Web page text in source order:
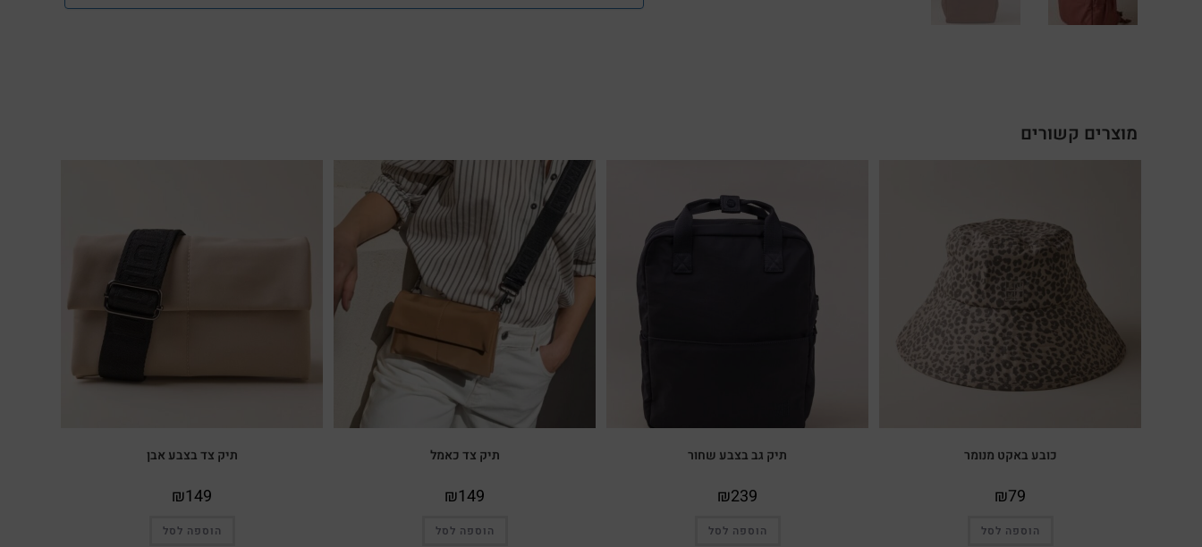
מוצרים קשורים
כובע באקט מנומר
₪79
הוספה לסל
תיק גב בצבע שחור
₪239
הוספה לסל
תיק צד כאמל
₪149
הוספה לסל
תיק צד בצבע אבן
₪149
הוספה לסל